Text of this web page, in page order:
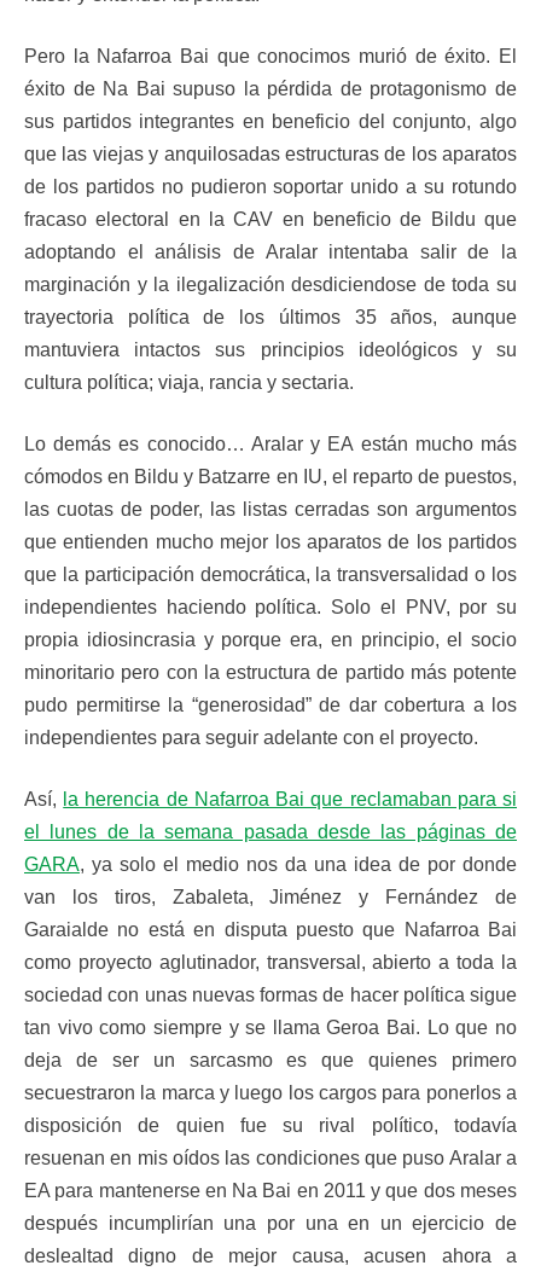
Pero la Nafarroa Bai que conocimos murió de éxito. El
éxito de Na Bai supuso la pérdida de protagonismo de
sus partidos integrantes en beneficio del conjunto, algo
que las viejas y anquilosadas estructuras de los aparatos
de los partidos no pudieron soportar unido a su rotundo
fracaso electoral en la CAV en beneficio de Bildu que
adoptando el análisis de Aralar intentaba salir de la
marginación y la ilegalización desdiciendose de toda su
trayectoria política de los últimos 35 años, aunque
mantuviera intactos sus principios ideológicos y su
cultura política; viaja, rancia y sectaria.
Lo demás es conocido… Aralar y EA están mucho más
cómodos en Bildu y Batzarre en IU, el reparto de puestos,
las cuotas de poder, las listas cerradas son argumentos
que entienden mucho mejor los aparatos de los partidos
que la participación democrática, la transversalidad o los
independientes haciendo política. Solo el PNV, por su
propia idiosincrasia y porque era, en principio, el socio
minoritario pero con la estructura de partido más potente
pudo permitirse la “generosidad” de dar cobertura a los
independientes para seguir adelante con el proyecto.
Así, la herencia de Nafarroa Bai que reclamaban para si
el lunes de la semana pasada desde las páginas de
GARA, ya solo el medio nos da una idea de por donde
van los tiros, Zabaleta, Jiménez y Fernández de
Garaialde no está en disputa puesto que Nafarroa Bai
como proyecto aglutinador, transversal, abierto a toda la
sociedad con unas nuevas formas de hacer política sigue
tan vivo como siempre y se llama Geroa Bai. Lo que no
deja de ser un sarcasmo es que quienes primero
secuestraron la marca y luego los cargos para ponerlos a
disposición de quien fue su rival político, todavía
resuenan en mis oídos las condiciones que puso Aralar a
EA para mantenerse en Na Bai en 2011 y que dos meses
después incumplirían una por una en un ejercicio de
deslealtad digno de mejor causa, acusen ahora a